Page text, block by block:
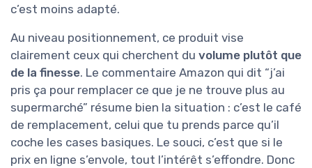
c’est moins adapté.
Au niveau positionnement, ce produit vise
clairement ceux qui cherchent du volume plutôt que
de la finesse. Le commentaire Amazon qui dit “j’ai
pris ça pour remplacer ce que je ne trouve plus au
supermarché” résume bien la situation : c’est le café
de remplacement, celui que tu prends parce qu’il
coche les cases basiques. Le souci, c’est que si le
prix en ligne s’envole, tout l’intérêt s’effondre. Donc